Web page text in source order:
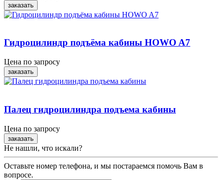
заказать
Гидроцилиндр подъёма кабины HOWO A7
Цена по запросу
заказать
Палец гидроцилиндра подъема кабины
Цена по запросу
заказать
Не нашли, что искали?
Оставьте номер телефона, и мы постараемся помочь Вам в
вопросе.